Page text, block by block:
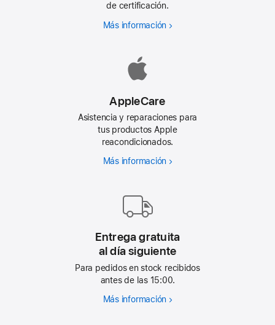
de certificación.
Más información Por
AppleCare
Asistencia y reparaciones para
tus productos Apple
reacondicionados.
Más información AppleCare
Entrega gratuita
al día siguiente
Para pedidos en stock recibidos
antes de las 15:00.
Más información Entrega